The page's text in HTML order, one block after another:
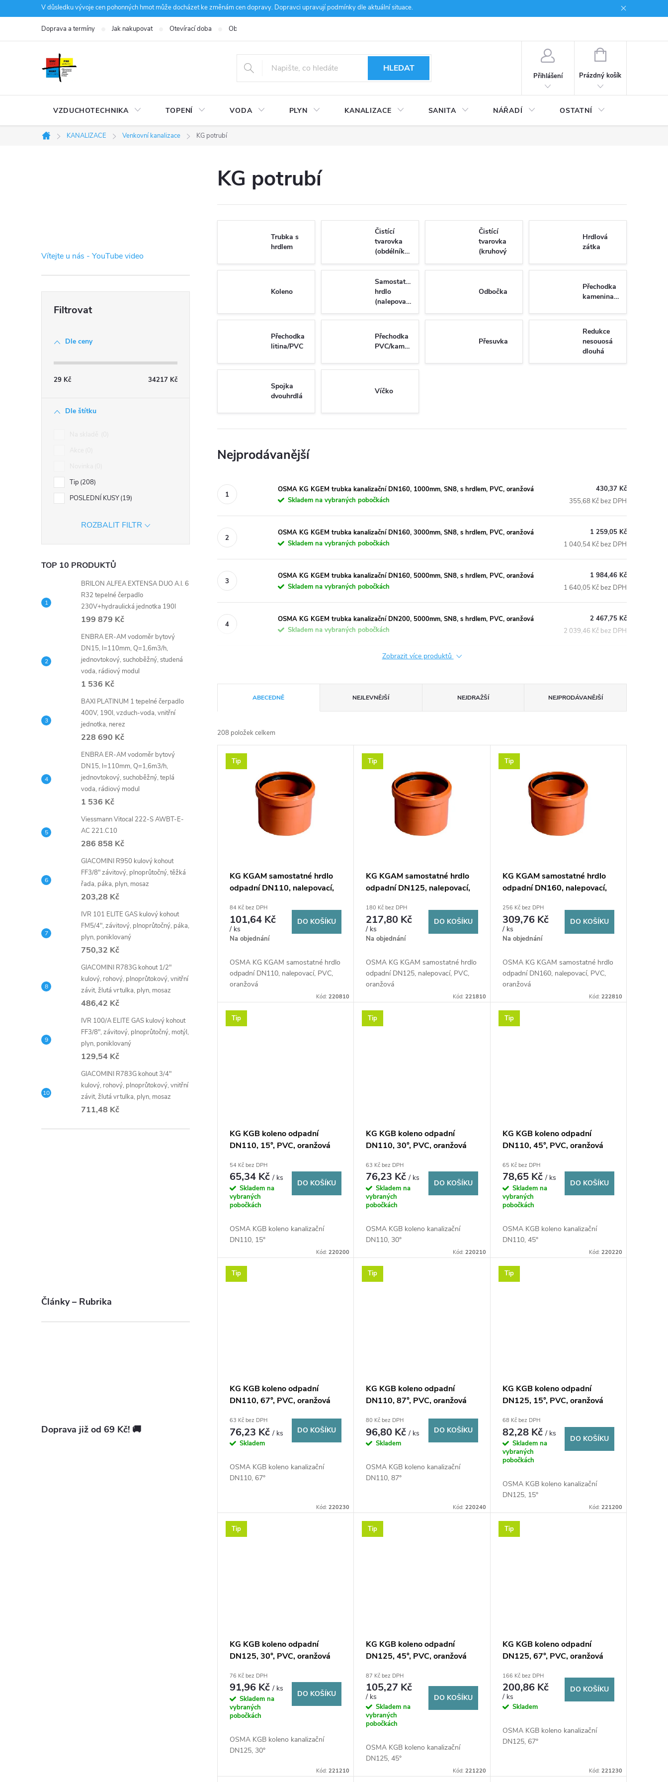
na
V důsledku vývoje cen pohonných hmot může docházet ke změnám cen dopravy. Dopravci upravují podmínky dle aktuální situace.
Doprava a termíny Jak nakupovat Otevírací doba Obchodní podmínky
HLEDAT
Přihlášení
NÁKUPNÍ
Prázdný košík
VZDUCHOTECHNIKA TOPENÍ VODA PLYN KANALIZACE SANITA NÁŘADÍ OSTATNÍ
Domů
KANALIZACE Venkovní kanalizace KG potrubí
t
r
Vítejte u nás - YouTube video
Dle ceny
29 Kč 34217 Kč
Dle štítku
Tip 208
POSLEDNÍ KUSY 19
ROZBALIT FILTR
TOP 10 PRODUKTŮ
BRILON ALFEA EXTENSA DUO A.I. 6
R32 tepelné čerpadlo
230V+hydraulická jednotka 190l
199 879 Kč
ENBRA ER-AM vodoměr bytový
DN15, l=110mm, Q=1,6m3/h,
jednovtokový, suchoběžný, studená
voda, rádiový modul
1 536 Kč
BAXI PLATINUM 1 tepelné čerpadlo
400V, 190l, vzduch-voda, vnitřní
jednotka, nerez
228 690 Kč
ENBRA ER-AM vodoměr bytový
DN15, l=110mm, Q=1,6m3/h,
jednovtokový, suchoběžný, teplá
voda, rádiový modul
1 536 Kč
Viessmann Vitocal 222-S AWBT-E-
AC 221.C10
286 858 Kč
GIACOMINI R950 kulový kohout
FF3/8" závitový, plnoprůtočný, těžká
řada, páka, plyn, mosaz
203,28 Kč
IVR 101 ELITE GAS kulový kohout
FM5/4", závitový, plnoprůtočný, páka,
plyn, poniklovaný
750,32 Kč
GIACOMINI R783G kohout 1/2"
kulový, rohový, plnoprůtokový, vnitřní
závit, žlutá vrtulka, plyn, mosaz
486,42 Kč
IVR 100/A ELITE GAS kulový kohout
FF3/8", závitový, plnoprůtočný, motýl,
plyn, poniklovaný
129,54 Kč
GIACOMINI R783G kohout 3/4"
kulový, rohový, plnoprůtokový, vnitřní
závit, žlutá vrtulka, plyn, mosaz
711,48 Kč
Články – Rubrika
Doprava již od 69 Kč! 🚚
KG potrubí
Trubka s
hrdlem
Čistící
tvarovka
(obdélníkový
uzávěr)
Čistící
tvarovka
(kruhový
uzávěr)
Hrdlová
zátka
Koleno
Samostatné
hrdlo
(nalepovací)
Odbočka
Přechodka
kamenina/PVC
Přechodka
litina/PVC
Přechodka
PVC/kamenina
Přesuvka
Redukce
nesouosá
dlouhá
Spojka
dvouhrdlá
Víčko
Nejprodávanější
OSMA KG KGEM trubka kanalizační DN160, 1000mm, SN8, s hrdlem, PVC, oranžová
Skladem na vybraných pobočkách
430,37 Kč
355,68 Kč bez DPH
OSMA KG KGEM trubka kanalizační DN160, 3000mm, SN8, s hrdlem, PVC, oranžová
Skladem na vybraných pobočkách
1 259,05 Kč
1 040,54 Kč bez DPH
OSMA KG KGEM trubka kanalizační DN160, 5000mm, SN8, s hrdlem, PVC, oranžová
Skladem na vybraných pobočkách
1 984,46 Kč
1 640,05 Kč bez DPH
OSMA KG KGEM trubka kanalizační DN200, 5000mm, SN8, s hrdlem, PVC, oranžová
Skladem na vybraných pobočkách
2 467,75 Kč
2 039,46 Kč bez DPH
Zobrazit více produktů
a
z
e
ů
ABECEDNĚ NEJLEVNĚJŠÍ NEJDRAŽŠÍ NEJPRODÁVANĚJŠÍ
208 položek celkem
V
k
Tip
KG KGAM samostatné hrdlo
odpadní DN110, nalepovací,
84 Kč bez DPH
101,64 Kč
/ ks
Na objednání
DO KOŠÍKU
OSMA KG KGAM samostatné hrdlo
odpadní DN110, nalepovací, PVC,
oranžová
Kód:220810
Tip
KG KGAM samostatné hrdlo
odpadní DN125, nalepovací,
180 Kč bez DPH
217,80 Kč
/ ks
Na objednání
DO KOŠÍKU
OSMA KG KGAM samostatné hrdlo
odpadní DN125, nalepovací, PVC,
oranžová
Kód: 221810
Tip
KG KGAM samostatné hrdlo
odpadní DN160, nalepovací,
256 Kč bez DPH
309,76 Kč
/ ks
Na objednání
DO KOŠÍKU
OSMA KG KGAM samostatné hrdlo
odpadní DN160, nalepovací, PVC,
oranžová
Kód: 222810
Tip
KG KGB koleno odpadní
DN110, 15°, PVC, oranžová
54 Kč bez DPH
65,34 Kč/ ks
Skladem na
vybraných
pobočkách
DO KOŠÍKU
OSMA KGB koleno kanalizační
DN110, 15°
Kód:220200
Tip
KG KGB koleno odpadní
DN110, 30°, PVC, oranžová
63 Kč bez DPH
76,23 Kč/ ks
Skladem na
vybraných
pobočkách
DO KOŠÍKU
OSMA KGB koleno kanalizační
DN110, 30°
Kód: 220210
Tip
KG KGB koleno odpadní
DN110, 45°, PVC, oranžová
65 Kč bez DPH
78,65 Kč/ ks
Skladem na
vybraných
pobočkách
DO KOŠÍKU
OSMA KGB koleno kanalizační
DN110, 45°
Kód: 220220
Tip
KG KGB koleno odpadní
DN110, 67°, PVC, oranžová
63 Kč bez DPH
76,23 Kč/ ks
Skladem
DO KOŠÍKU
OSMA KGB koleno kanalizační
DN110, 67°
Kód:220230
Tip
KG KGB koleno odpadní
DN110, 87°, PVC, oranžová
80 Kč bez DPH
96,80 Kč/ ks
Skladem
DO KOŠÍKU
OSMA KGB koleno kanalizační
DN110, 87°
Kód: 220240
Tip
KG KGB koleno odpadní
DN125, 15°, PVC, oranžová
68 Kč bez DPH
82,28 Kč/ ks
Skladem na
vybraných
pobočkách
DO KOŠÍKU
OSMA KGB koleno kanalizační
DN125, 15°
Kód: 221200
Tip
KG KGB koleno odpadní
DN125, 30°, PVC, oranžová
76 Kč bez DPH
91,96 Kč/ ks
Skladem na
vybraných
pobočkách
DO KOŠÍKU
OSMA KGB koleno kanalizační
DN125, 30°
Kód:221210
Tip
KG KGB koleno odpadní
DN125, 45°, PVC, oranžová
87 Kč bez DPH
105,27 Kč
/ ks
Skladem na
vybraných
pobočkách
DO KOŠÍKU
OSMA KGB koleno kanalizační
DN125, 45°
Kód: 221220
Tip
KG KGB koleno odpadní
DN125, 67°, PVC, oranžová
166 Kč bez DPH
200,86 Kč
/ ks
Skladem
DO KOŠÍKU
OSMA KGB koleno kanalizační
DN125, 67°
Kód: 221230